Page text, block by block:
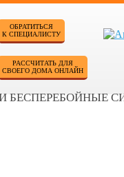
ОБРАТИТЬСЯ
К СПЕЦИАЛИСТУ
РАССЧИТАТЬ ДЛЯ
СВОЕГО ДОМА ОНЛАЙН
БЕСПЕРЕБОЙНЫЕ